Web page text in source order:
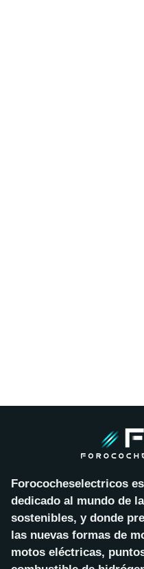
Forococheselectricos
dedicado al mundo de
sostenibles, y donde
las nuevas formas de
motos eléctricas,